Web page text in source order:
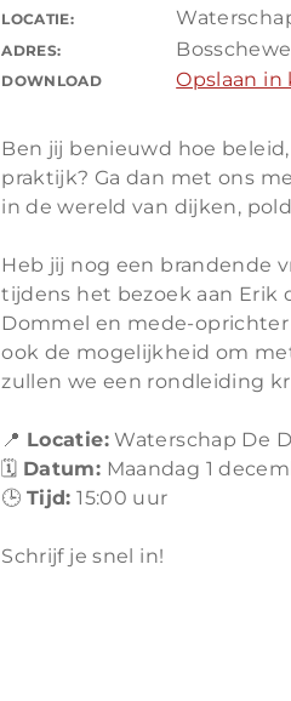
LOCATIE:
ADRES:
DOWNLOAD Opslaan in
Ben jij benieuwd hoe
praktijk? Ga dan met ons
in de wereld van dijken,
Heb jij nog een brandende
tijdens het bezoek aan Erik
Dommel en mede-oprichter
ook de mogelijkheid om
zullen we een rondleiding
📍 Locatie:Waterschap De
🗓️ Datum: Maandag 1
🕒 Tijd: 15:00 uur
Schrijf je snel in!